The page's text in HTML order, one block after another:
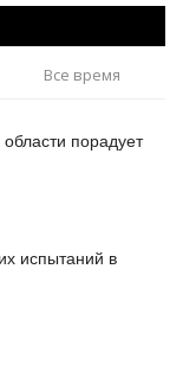
Все время
порадует
испытаний в